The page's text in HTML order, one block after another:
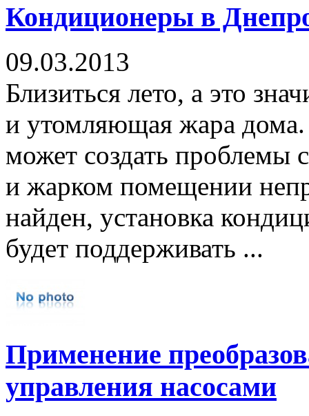
Кондиционеры в
09.03.2013
Близиться лето, а это
и утомляющая жара дома.
может создать проблемы
и жарком помещении
найден, установка
будет поддерживать ...
Применение
управления насосами